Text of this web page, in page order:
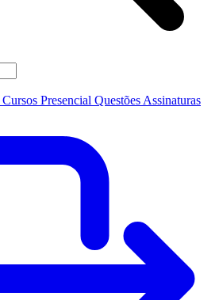
Cursos Presencial Questões Assinaturas